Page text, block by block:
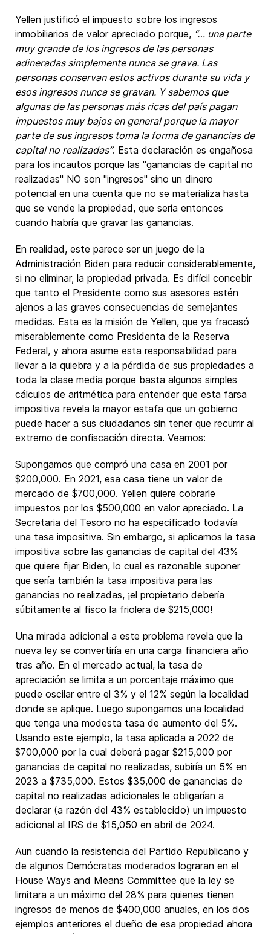
Yellen justificó el impuesto sobre los ingresos
inmobiliarios de valor apreciado porque, “… una parte
muy grande de los ingresos de las personas
adineradas simplemente nunca se grava. Las
personas conservan estos activos durante su vida y
esos ingresos nunca se gravan. Y sabemos que
algunas de las personas más ricas del país pagan
impuestos muy bajos en general porque la mayor
parte de sus ingresos toma la forma de ganancias de
capital no realizadas”. Esta declaración es engañosa
para los incautos porque las "ganancias de capital no
realizadas" NO son "ingresos" sino un dinero
potencial en una cuenta que no se materializa hasta
que se vende la propiedad, que sería entonces
cuando habría que gravar las ganancias.
En realidad, este parece ser un juego de la
Administración Biden para reducir considerablemente,
si no eliminar, la propiedad privada. Es difícil concebir
que tanto el Presidente como sus asesores estén
ajenos a las graves consecuencias de semejantes
medidas. Esta es la misión de Yellen, que ya fracasó
miserablemente como Presidenta de la Reserva
Federal, y ahora asume esta responsabilidad para
llevar a la quiebra y a la pérdida de sus propiedades a
toda la clase media porque basta algunos simples
cálculos de aritmética para entender que esta farsa
impositiva revela la mayor estafa que un gobierno
puede hacer a sus ciudadanos sin tener que recurrir al
extremo de confiscación directa. Veamos:
Supongamos que compró una casa en 2001 por
$200,000. En 2021, esa casa tiene un valor de
mercado de $700,000. Yellen quiere cobrarle
impuestos por los $500,000 en valor apreciado. La
Secretaria del Tesoro no ha especificado todavía
una tasa impositiva. Sin embargo, si aplicamos la tasa
impositiva sobre las ganancias de capital del 43%
que quiere fijar Biden, lo cual es razonable suponer
que sería también la tasa impositiva para las
ganancias no realizadas, ¡el propietario debería
súbitamente al fisco la friolera de $215,000!
Una mirada adicional a este problema revela que la
nueva ley se convertiría en una carga financiera año
tras año. En el mercado actual, la tasa de
apreciación se limita a un porcentaje máximo que
puede oscilar entre el 3% y el 12% según la localidad
donde se aplique. Luego supongamos una localidad
que tenga una modesta tasa de aumento del 5%.
Usando este ejemplo, la tasa aplicada a 2022 de
$700,000 por la cual deberá pagar $215,000 por
ganancias de capital no realizadas, subiría un 5% en
2023 a $735,000. Estos $35,000 de ganancias de
capital no realizadas adicionales le obligarían a
declarar (a razón del 43% establecido) un impuesto
adicional al IRS de $15,050 en abril de 2024.
Aun cuando la resistencia del Partido Republicano y
de algunos Demócratas moderados lograran en el
House Ways and Means Committee que la ley se
limitara a un máximo del 28% para quienes tienen
ingresos de menos de $400,000 anuales, en los dos
ejemplos anteriores el dueño de esa propiedad ahora